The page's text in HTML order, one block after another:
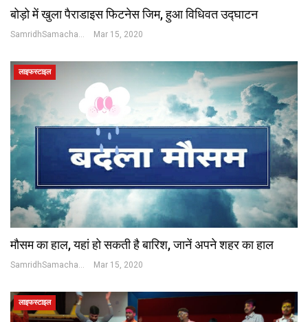
बोड़ो में खुला पैराडाइस फिटनेस जिम, हुआ विधिवत उद्घाटन
Mar 15, 2020
लाइफस्टाइल
मौसम का हाल, यहां हो सकती है बारिश, जानें अपने शहर का हाल
SamridhSamachar Desk Mar 15, 2020
लाइफस्टाइल